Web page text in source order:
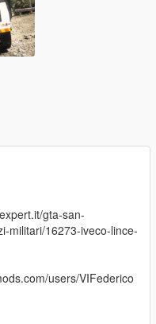
gta-san-
militari/16273-iveco-lince-
users/VIFederico